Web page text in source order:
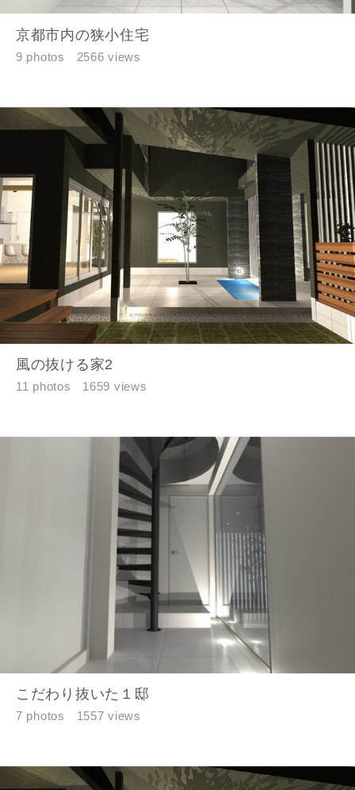
京都市内の狭小住宅
9 photos 2566 views
風の抜ける家2
11 photos 1659 views
こだわり抜いた１邸
7 photos 1557 views